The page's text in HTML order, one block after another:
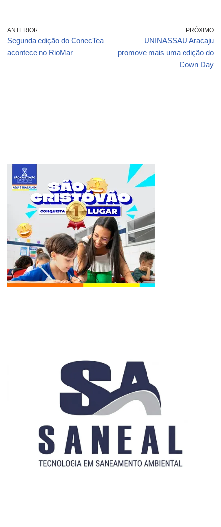
ANTERIOR
Segunda edição do ConecTea
acontece no RioMar
PRÓXIMO
UNINASSAU Aracaju
promove mais uma edição do
Down Day